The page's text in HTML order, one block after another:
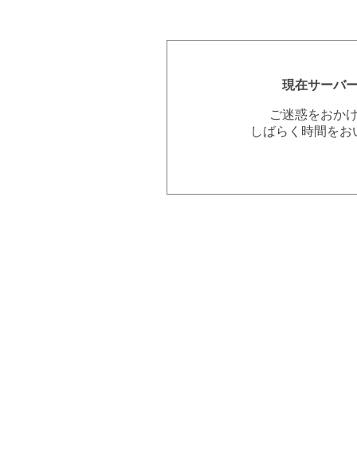
現在サーバ
ご迷惑をおか
しばらく時間を